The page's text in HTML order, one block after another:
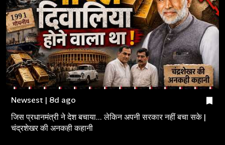
Newsest | 8d ago
जिस प्रधानमंत्री ने देश बचाया... लेकिन अपनी सरकार नहीं बचा सके |
चंद्रशेखर की अनकही कहानी